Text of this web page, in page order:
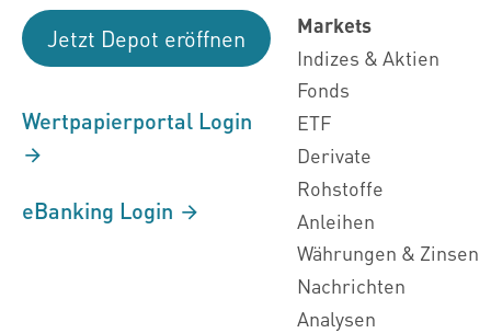
Jetzt Depot eröffnen
Wertpapierportal Login
eBanking Login
Markets
Indizes & Aktien
Fonds
ETF
Derivate
Rohstoffe
Anleihen
Währungen & Zinsen
Nachrichten
Analysen